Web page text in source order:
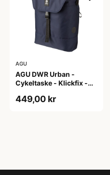
AGU
AGU DWR Urban -
Cykeltaske - Klickfix -
449,00 kr